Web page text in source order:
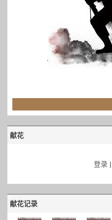
献花
登录 |
献花记录